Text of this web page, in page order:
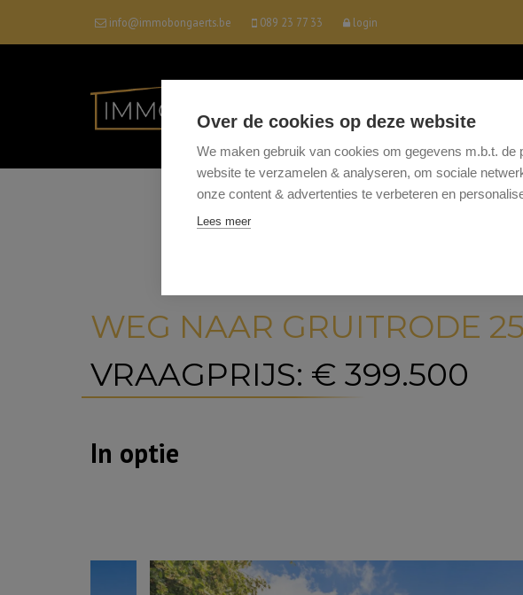
info@immobongaerts.be 089 23 77 33 login
Te koop
WEG NAAR GRUITRODE
VRAAGPRIJS: € 399.500
In optie
Over de cookies op deze website
We maken gebruik van cookies om gegevens m.b.t. de
website te verzamelen & analyseren, om sociale
onze content & advertenties te verbeteren en
Lees meer